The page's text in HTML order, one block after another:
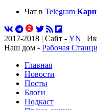
Чат в Telegram
2017-2018 | Сайт - YN |
Наш дом - Рабочая
Главная
Новости
Посты
Блоги
Подкаст